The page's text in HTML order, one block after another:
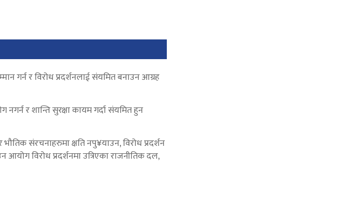
गर्न र विरोध प्रदर्शनलाई संयमित बनाउन आग्रह
नगर्न र शान्ति सुरक्षा कायम गर्दा संयमित हुन
भौतिक संरचनाहरुमा क्षति नपु¥याउन, विरोध प्रदर्शन
विरोध प्रदर्शनमा उत्रिएका राजनीतिक दल,